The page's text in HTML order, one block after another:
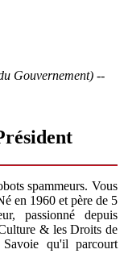
Gouvernement) --
spammeurs. Vous
en 1960 et père de 5
passionné depuis
& les Droits de
qu'il parcourt